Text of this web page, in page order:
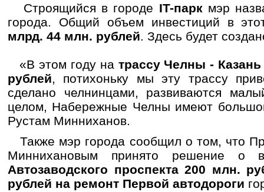
Строящийся в городе IT-паркмэр
города. Общий объем инвестиций в
млрд. 44 млн. рублей. Здесь будет
«В этом году натрассу Челны -
рублей, потихоньку мы эту трассу
сделано челнинцами, развиваются
целом, Набережные Челны имеют
Рустам Минниханов.
Также мэр города сообщил о том, что
Миннихановым принято решение о
Автозаводского проспекта 200 млн.
рублей на ремонт Первой автодороги